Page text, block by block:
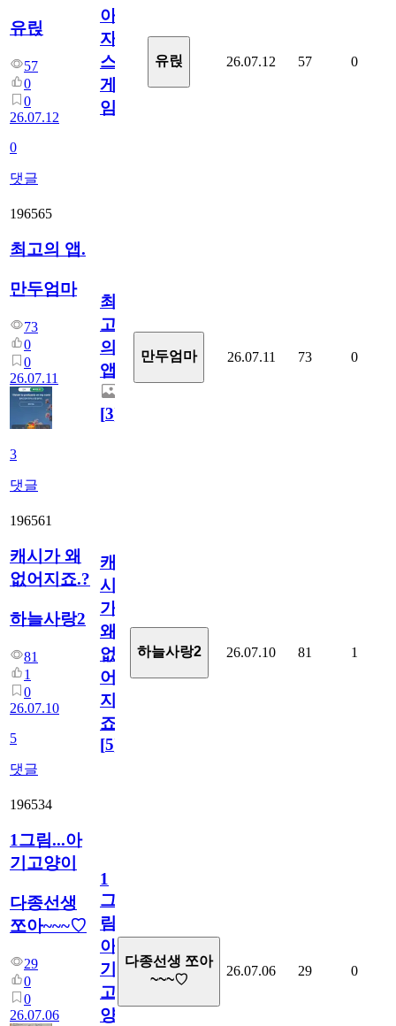
유릱
57
0
0
26.07.12
0
댓글
아
자
스
게
임?
유릱 26.07.12 57 0
196565
최고의 앱.
만두엄마
73
0
0
26.07.11
3
댓글
최
고
의
앱.
[3]
만두엄마 26.07.11 73 0
196561
캐시가 왜
없어지죠.?
하늘사랑2
81
1
0
26.07.10
5
댓글
캐
시
가
왜
없
어
지
죠.?
[5]
하늘사랑2 26.07.10 81 1
196534
1그림...아
기고양이
다종선생
쪼아~~~♡
29
0
0
26.07.06
1
그
림...
아
기
고
양
다종선생 쪼아
~~~♡
26.07.06 29 0